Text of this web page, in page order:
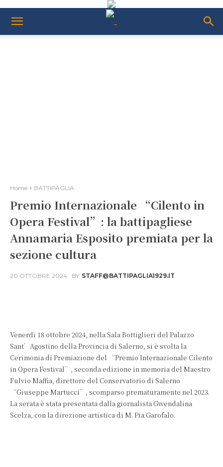
Home BATTIPAGLIA
Premio Internazionale “Cilento in
Opera Festival”: la battipagliese
Annamaria Esposito premiata per la
sezione cultura
20 OTTOBRE 2024 BY STAFF@BATTIPAGLIA1929.IT
Venerdì 18 ottobre 2024, nella Sala Bottiglieri del Palazzo
Sant’Agostino della Provincia di Salerno, si è svolta la
Cerimonia di Premiazione del “Premio Internazionale Cilento
in Opera Festival”, seconda edizione in memoria del Maestro
Fulvio Maffia, direttore del Conservatorio di Salerno
“Giuseppe Martucci”, scomparso prematuramente nel 2023.
La serata è stata presentata dalla giornalista Gwendalina
Scelza, con la direzione artistica di M. Pia Garofalo.